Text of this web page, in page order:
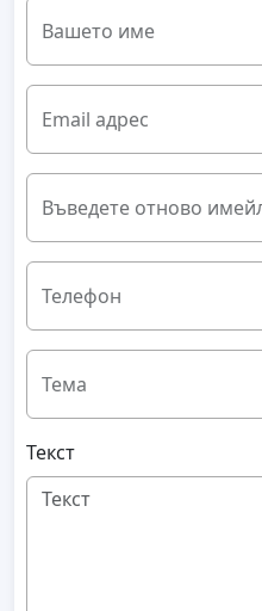
Вашето име
Email адрес
Въведете отново
Телефон
Тема
Текст